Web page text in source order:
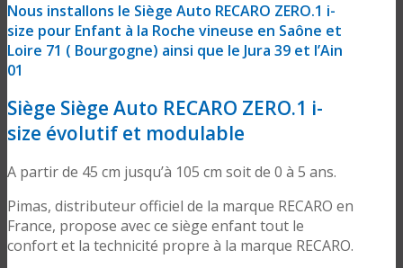
Nous installons le Siège Auto RECARO ZERO.1 i-
size pour Enfant à la Roche vineuse en Saône et
Loire 71 ( Bourgogne) ainsi que le Jura 39 et l’Ain
01
Siège Siège Auto RECARO ZERO.1 i-
size évolutif et modulable
A partir de 45 cm jusqu’à 105 cm soit de 0 à 5 ans.
Pimas, distributeur officiel de la marque RECARO en
France, propose avec ce siège enfant tout le
confort et la technicité propre à la marque RECARO.